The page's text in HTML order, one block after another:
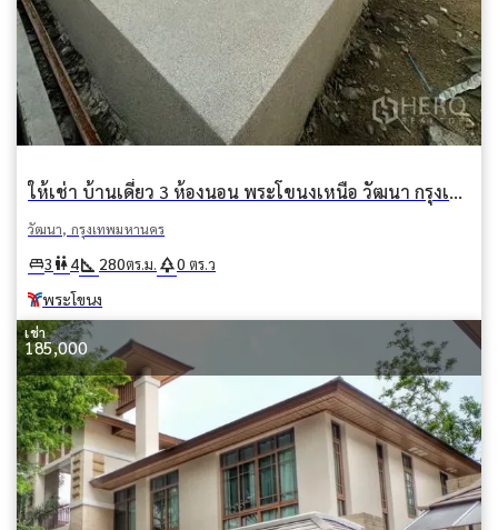
ให้เช่า บ้านเดี่ยว 3 ห้องนอน พระโขนงเหนือ วัฒนา กรุงเทพมหานคร BTS พระโขนง
วัฒนา, กรุงเทพมหานคร
king_bed3 wc4square_foot 280ตร.ม. park0 ตร.ว
พระโขนง
เช่า
185,000